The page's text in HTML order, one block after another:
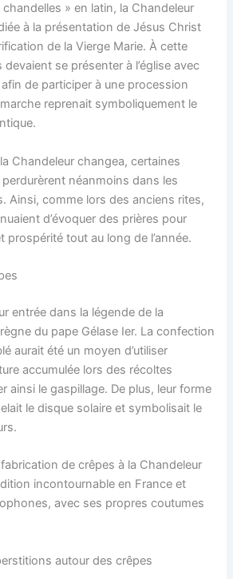
» en latin, la Chandeleur
à la présentation de Jésus Christ
de la Vierge Marie. À cette
se présenter à l’église avec
de participer à une procession
reprenait symboliquement le
Chandeleur changea, certaines
néanmoins dans les
Ainsi, comme lors des anciens rites,
d’évoquer des prières pour
prospérité tout au long de l’année.
entrée dans la légende de la
du pape Gélase Ier. La confection
aurait été un moyen d’utiliser
accumulée lors des récoltes
ainsi le gaspillage. De plus, leur forme
le disque solaire et symbolisait le
de crêpes à la Chandeleur
incontournable en France et
avec ses propres coutumes
autour des crêpes